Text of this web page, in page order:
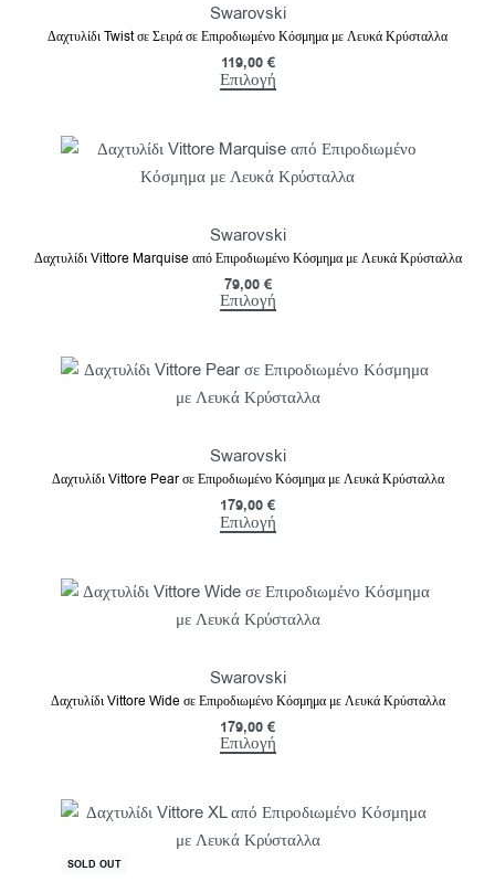
Swarovski
Δαχτυλίδι Twist σε Σειρά σε Επιροδιωμένο Κόσμημα με Λευκά Κρύσταλλα
119,00 €
Επιλογή
Swarovski
Δαχτυλίδι Vittore Marquise από Επιροδιωμένο Κόσμημα με Λευκά Κρύσταλλα
79,00 €
Επιλογή
Swarovski
Δαχτυλίδι Vittore Pear σε Επιροδιωμένο Κόσμημα με Λευκά Κρύσταλλα
179,00 €
Επιλογή
Swarovski
Δαχτυλίδι Vittore Wide σε Επιροδιωμένο Κόσμημα με Λευκά Κρύσταλλα
179,00 €
Επιλογή
SOLD OUT